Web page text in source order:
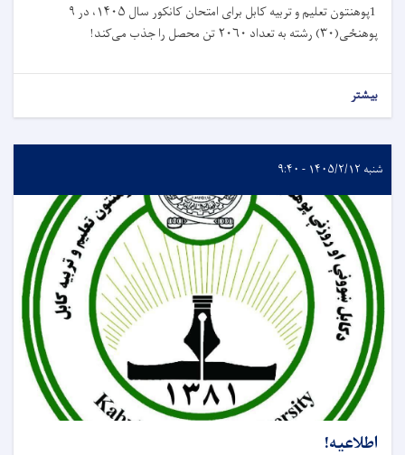
1پوهنتون تعلیم و تربیه کابل برای امتحان کانکور سال ۱۴۰۵، در ۹
پوهنځی(۳۰) رشته به تعداد ۲۰۶۰ تن محصل را جذب می‌کند!
بیشتر
شنبه ۱۴۰۵/۲/۱۲ - ۹:۴۰
اطلاعیه!